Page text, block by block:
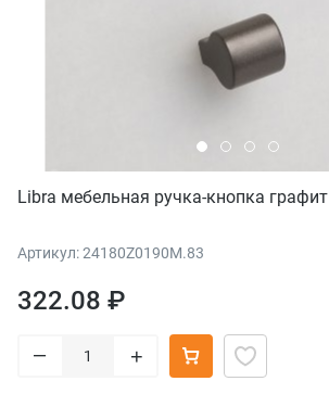
Libra мебельная ручка-кнопка графит
Артикул: 24180Z0190M.83
322.08 ₽
– +